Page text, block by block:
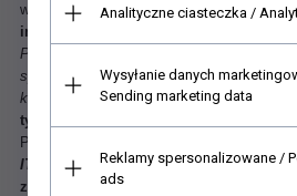
wszystkich powierzchniach (szkło,
inne)
Praca z tym papierem jest też mniej
specjalnych zaleceń co do techniki czy
kleju.
Specjalnie dobrana technika
tym papierze są odporne na wodę czy
Papier dedykowany do techniki
ITD Collection- wydawca papierów do
zachwycają i zadziwiają!
Analityczne ciasteczka /
Wysyłanie danych
Sending marketing data
Reklamy spersonalizowane /
ads